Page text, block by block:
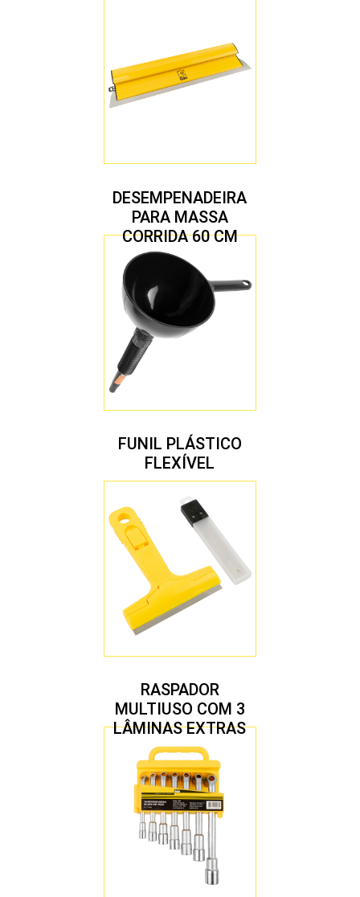
DESEMPENADEIRA
PARA MASSA
CORRIDA 60 CM
FUNIL PLÁSTICO
FLEXÍVEL
RASPADOR
MULTIUSO COM 3
LÂMINAS EXTRAS